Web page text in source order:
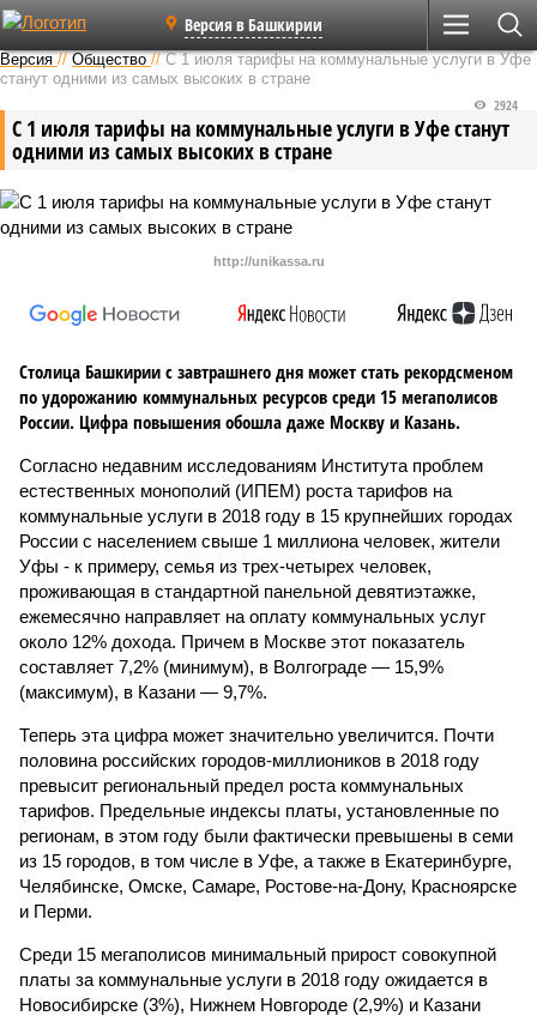
Версия в Башкирии
Версия //Общество //С 1 июля тарифы на коммунальные услуги в Уфе
станут одними из самых высоких в стране
С 1 июля тарифы на коммунальные услуги в Уфе станут
одними из самых высоких в стране
2924
http://unikassa.ru
Столица Башкирии с завтрашнего дня может стать рекордсменом
по удорожанию коммунальных ресурсов среди 15 мегаполисов
России. Цифра повышения обошла даже Москву и Казань.
Согласно недавним исследованиям Института проблем
естественных монополий (ИПЕМ) роста тарифов на
коммунальные услуги в 2018 году в 15 крупнейших городах
России с населением свыше 1 миллиона человек, жители
Уфы - к примеру, семья из трех-четырех человек,
проживающая в стандартной панельной девятиэтажке,
ежемесячно направляет на оплату коммунальных услуг
около 12% дохода. Причем в Москве этот показатель
составляет 7,2% (минимум), в Волгограде — 15,9%
(максимум), в Казани — 9,7%.
Теперь эта цифра может значительно увеличится. Почти
половина российских городов-миллиоников в 2018 году
превысит региональный предел роста коммунальных
тарифов. Предельные индексы платы, установленные по
регионам, в этом году были фактически превышены в семи
из 15 городов, в том числе в Уфе, а также в Екатеринбурге,
Челябинске, Омске, Самаре, Ростове-на-Дону, Красноярске
и Перми.
Среди 15 мегаполисов минимальный прирост совокупной
платы за коммунальные услуги в 2018 году ожидается в
Новосибирске (3%), Нижнем Новгороде (2,9%) и Казани